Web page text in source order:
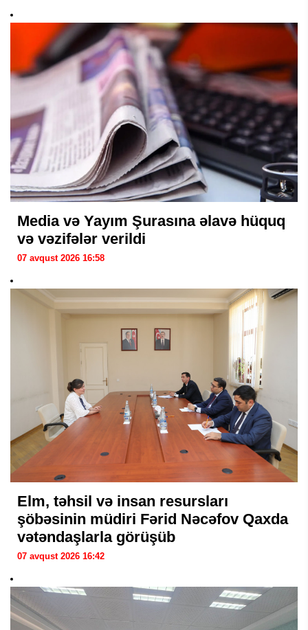
Media və Yayım Şurasına əlavə hüquq
və vəzifələr verildi
07 avqust 2026 16:58
Elm, təhsil və insan resursları
şöbəsinin müdiri Fərid Nəcəfov Qaxda
vətəndaşlarla görüşüb
07 avqust 2026 16:42